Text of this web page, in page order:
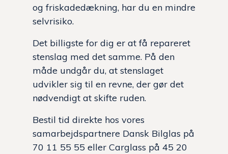
og friskadedækning, har du en mindre
selvrisiko.
Det billigste for dig er at få repareret
stenslag med det samme. På den
måde undgår du, at stenslaget
udvikler sig til en revne, der gør det
nødvendigt at skifte ruden.
Bestil tid direkte hos vores
samarbejdspartnere Dansk Bilglas på
70 11 55 55 eller Carglass på 45 20